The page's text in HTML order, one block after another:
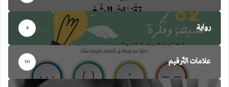
رواية 6
علامات التّرقيم 10